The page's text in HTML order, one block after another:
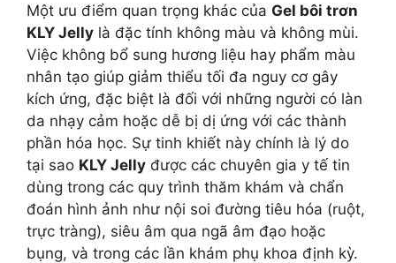
Một ưu điểm quan trọng khác của Gel bôi trơn
KLY Jelly là đặc tính không màu và không mùi.
Việc không bổ sung hương liệu hay phẩm màu
nhân tạo giúp giảm thiểu tối đa nguy cơ gây
kích ứng, đặc biệt là đối với những người có làn
da nhạy cảm hoặc dễ bị dị ứng với các thành
phần hóa học. Sự tinh khiết này chính là lý do
tại sao KLY Jelly được các chuyên gia y tế tin
dùng trong các quy trình thăm khám và chẩn
đoán hình ảnh như nội soi đường tiêu hóa (ruột,
trực tràng), siêu âm qua ngã âm đạo hoặc
bụng, và trong các lần khám phụ khoa định kỳ.